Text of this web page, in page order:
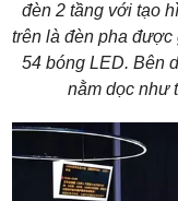
đèn 2 tầng với tạo
trên là đèn pha được
54 bóng LED. Bên
nằm dọc như